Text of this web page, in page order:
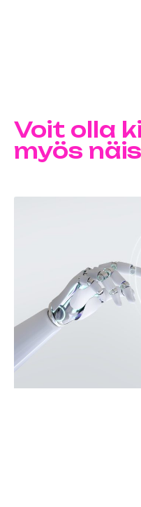
Voit olla
myös